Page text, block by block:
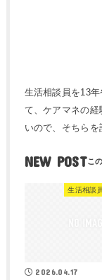
生活相談員を13
て、ケアマネの
いので、そちらを
NEW POST
生活相談
2026.04.17